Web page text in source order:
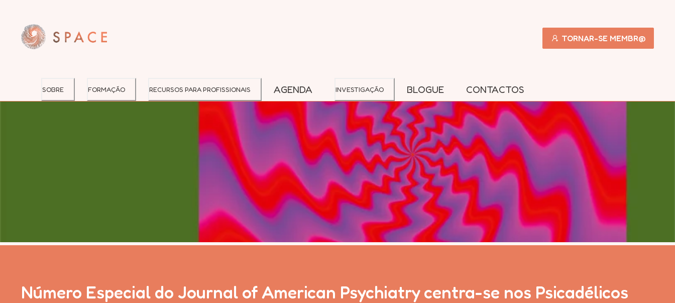
TORNAR-SE MEMBR@
SOBRE FORMAÇÃO RECURSOS PARA PROFISSIONAIS AGENDA INVESTIGAÇÃO BLOGUE CONTACTOS
Número Especial do Journal of American Psychiatry centra-se nos Psicadélicos